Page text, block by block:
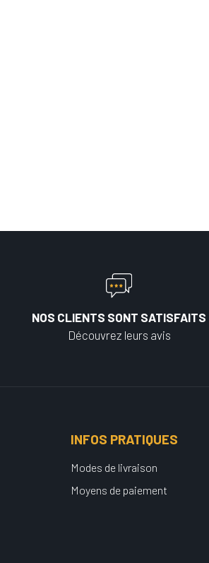
NOS CLIENTS SONT SATISFAITS
Découvrez leurs avis
INFOS PRATIQUES
Modes de livraison
Moyens de paiement